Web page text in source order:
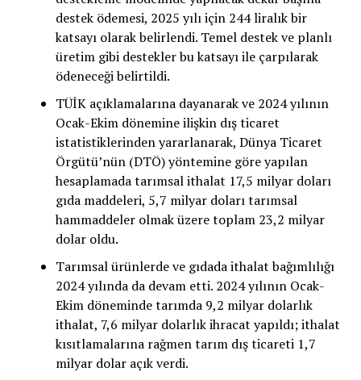
destek ödemesi, 2025 yılı için 244 liralık bir
katsayı olarak belirlendi. Temel destek ve planlı
üretim gibi destekler bu katsayı ile çarpılarak
ödeneceği belirtildi.
TÜİK açıklamalarına dayanarak ve 2024 yılının
Ocak-Ekim dönemine ilişkin dış ticaret
istatistiklerinden yararlanarak, Dünya Ticaret
Örgütü’nün (DTÖ) yöntemine göre yapılan
hesaplamada tarımsal ithalat 17,5 milyar doları
gıda maddeleri, 5,7 milyar doları tarımsal
hammaddeler olmak üzere toplam 23,2 milyar
dolar oldu.
Tarımsal ürünlerde ve gıdada ithalat bağımlılığı
2024 yılında da devam etti. 2024 yılının Ocak-
Ekim döneminde tarımda 9,2 milyar dolarlık
ithalat, 7,6 milyar dolarlık ihracat yapıldı; ithalat
kısıtlamalarına rağmen tarım dış ticareti 1,7
milyar dolar açık verdi.